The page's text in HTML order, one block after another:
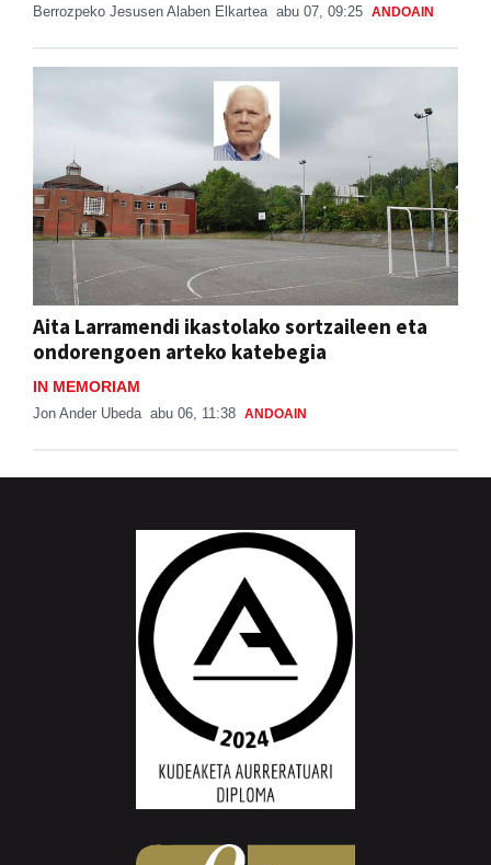
Berrozpeko Jesusen Alaben Elkartea abu 07, 09:25 ANDOAIN
Aita Larramendi ikastolako sortzaileen eta
ondorengoen arteko katebegia
IN MEMORIAM
Jon Ander Ubeda abu 06, 11:38 ANDOAIN